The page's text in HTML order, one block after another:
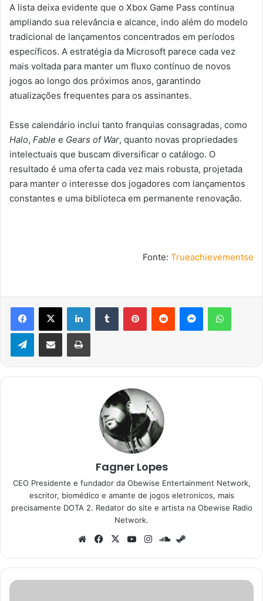
A lista deixa evidente que o Xbox Game Pass continua
ampliando sua relevância e alcance, indo além do modelo
tradicional de lançamentos concentrados em períodos
específicos. A estratégia da Microsoft parece cada vez
mais voltada para manter um fluxo contínuo de novos
jogos ao longo dos próximos anos, garantindo
atualizações frequentes para os assinantes.
Esse calendário inclui tanto franquias consagradas, como
Halo, Fable e Gears of War, quanto novas propriedades
intelectuais que buscam diversificar o catálogo. O
resultado é uma oferta cada vez mais robusta, projetada
para manter o interesse dos jogadores com lançamentos
constantes e uma biblioteca em permanente renovação.
Fonte: Trueachievementse
Facebook
X LinkedinTumblr PinterestReddit Messenger
TelegramCompartilhar via e-mail Imprimir
Fagner Lopes
CEO Presidente e fundador da Obewise Entertainment Network,
escritor, biomédico e amante de jogos eletronicos, mais
precisamente DOTA 2. Redator do site e artista na Obewise Radio
Network.
WebsiteFacebook
X YouTubeInstagramSoundCloud
Google